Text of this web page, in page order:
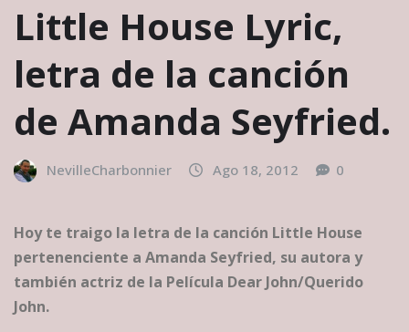
Little House Lyric,
letra de la canción
de Amanda Seyfried.
NevilleCharbonnier Ago 18, 2012 0
Hoy te traigo la letra de la canción Little House
pertenenciente a Amanda Seyfried, su autora y
también actriz de la Película Dear John/Querido
John.